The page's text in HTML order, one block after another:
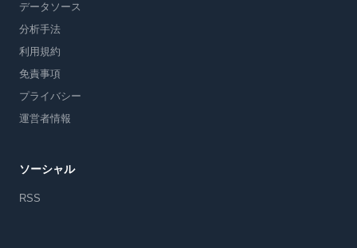
データソース
分析手法
利用規約
免責事項
プライバシー
運営者情報
ソーシャル
RSS